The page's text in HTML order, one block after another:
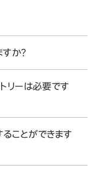
か？
リーは必要です
ことができます